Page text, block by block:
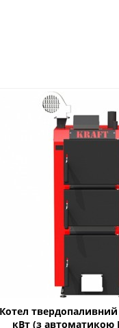
Котел твердопаливний
кВт (з автоматикою